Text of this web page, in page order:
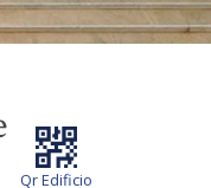
Qr Edificio